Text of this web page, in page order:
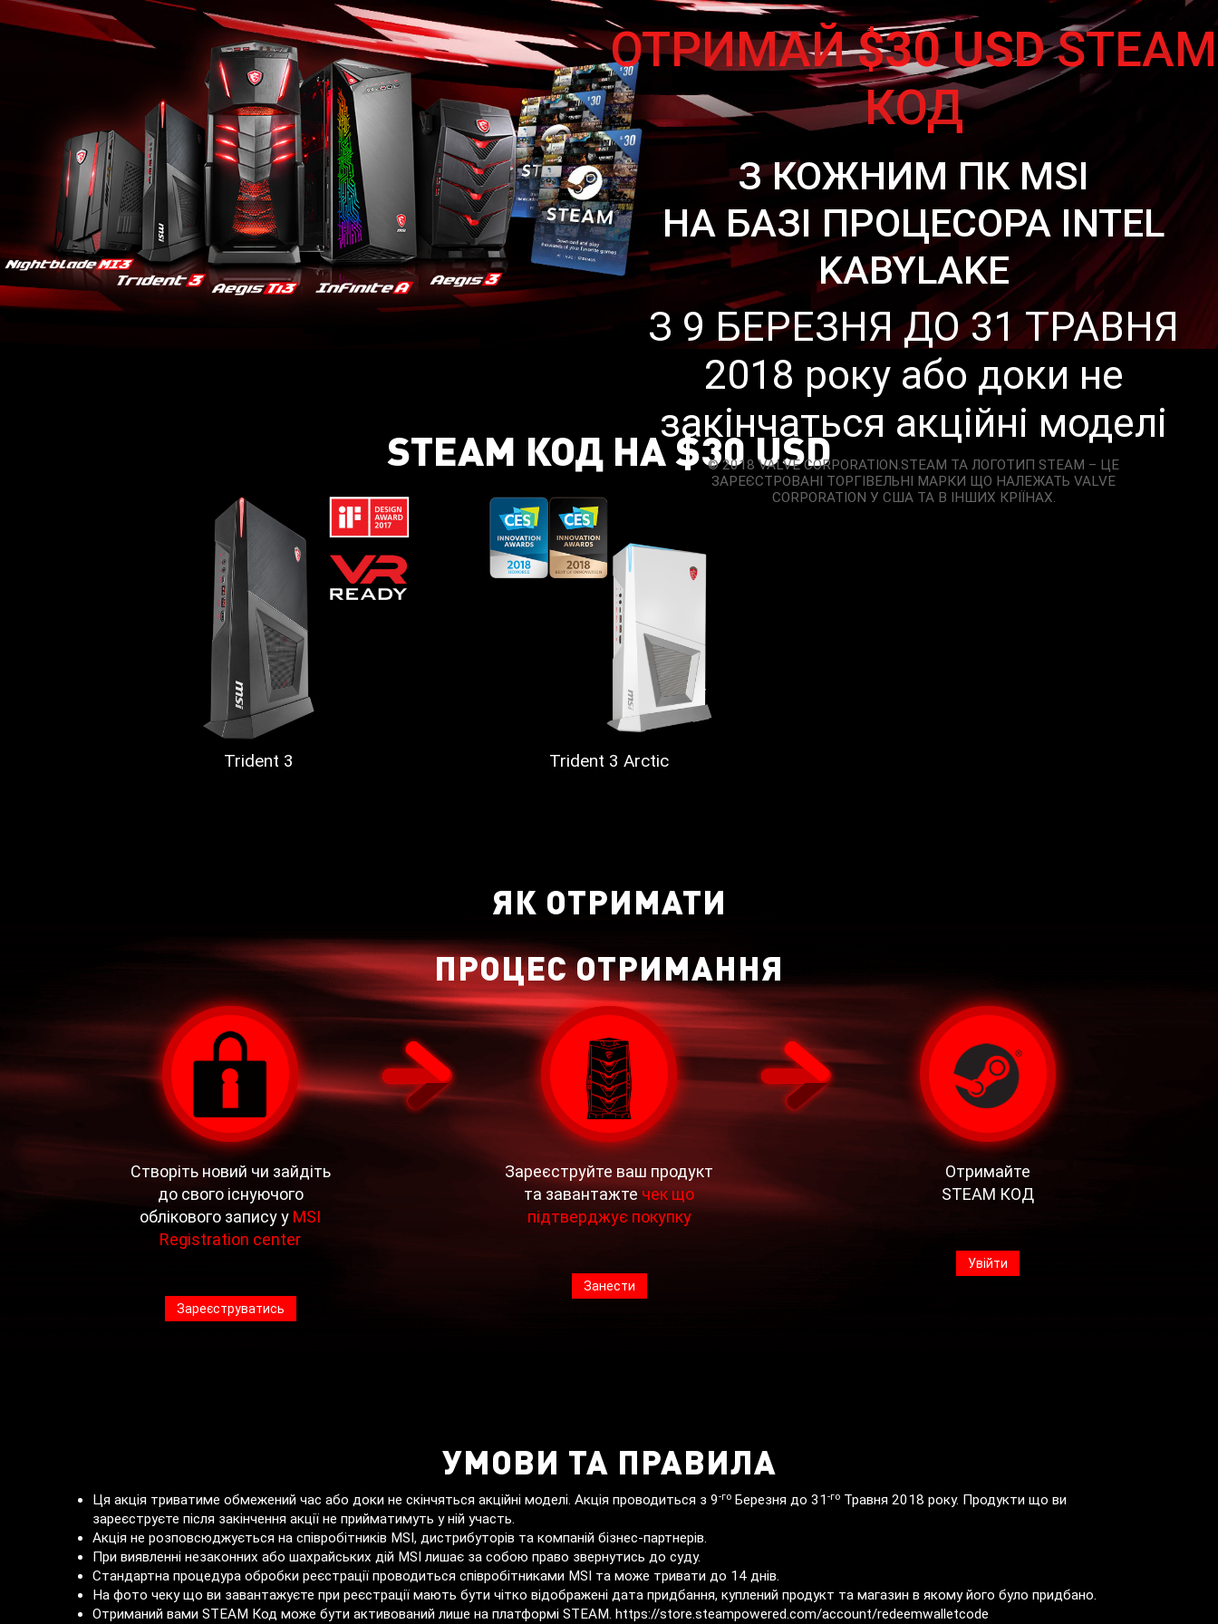
ОТРИМАЙ$30 USDSTEAM
КОД
З КОЖНИМ ПК MSI
НА БАЗІ ПРОЦЕСОРА INTEL
KABYLAKE
З 9 БЕРЕЗНЯ ДО 31 ТРАВНЯ
2018 року або доки не
закінчаться акційні моделі
© 2018 VALVE CORPORATION.STEAM ТА ЛОГОТИП STEAM – ЦЕ
ЗАРЕЄСТРОВАНІ ТОРГІВЕЛЬНІ МАРКИ ЩО НАЛЕЖАТЬ VALVE
CORPORATION У США ТА В ІНШИХ КРІЇНАХ.
STEAM КОД НА $30 USD
Trident 3 Trident 3 Arctic
ЯК ОТРИМАТИ
ПРОЦЕС ОТРИМАННЯ
Створіть новий чи зайдіть
до свого існуючого
облікового запису у MSI
Registration center
Зареєструватись
Зареєструйте ваш продукт
та завантажтечек що
підтверджує покупку
Занести
Отримайте
STEAM КОД
Увійти
УМОВИ ТА ПРАВИЛА
Ця акція триватиме обмежений час або доки не скінчяться акційні моделі. Акція проводиться з 9-го Березня до 31 -го Травня 2018 року. Продукти що ви
зареєструєте після закінчення акції не прийматимуть у ній участь.
Акція не розповсюджується на співробітників MSI, дистрибуторів та компаній бізнес-партнерів.
При виявленні незаконних або шахрайських дій MSI лишає за собою право звернутись до суду.
Стандартна процедура обробки реєстрації проводиться співробітниками MSI та може тривати до 14 днів.
На фото чеку що ви завантажуєте при реєстрації мають бути чітко відображені дата придбання, куплений продукт та магазин в якому його було придбано.
Отриманий вами STEAM Код може бути активований лише на платформі STEAM. https://store.steampowered.com/account/redeemwalletcode